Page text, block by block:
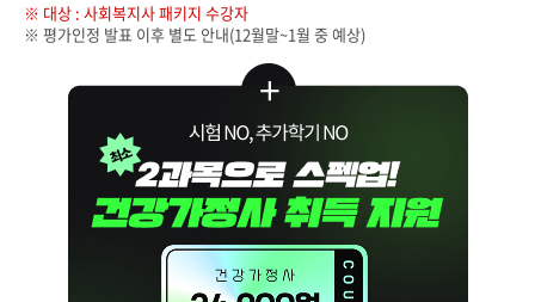
※ 대상 : 사회복지사 패키지 수강자
※ 평가인정 발표 이후 별도 안내(12월말~1월 중 예상)